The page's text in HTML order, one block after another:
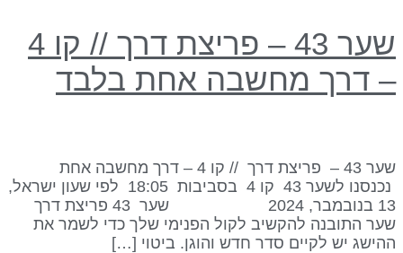
שער 43 – פריצת דרך // קו 4
דרך מחשבה אחת בלבד
שער 43 – פריצת דרך // קו 4 – דרך מחשבה אחת
נכנסנו לשער 43 קו 4 בסביבות 18:05 לפי שעון ישראל,
13 בנובמבר, 2024 שער 43 פריצת דרך
התובנה להקשיב לקול הפנימי שלך כדי לשמר את
יש לקיים סדר חדש והוגן. ביטוי […]